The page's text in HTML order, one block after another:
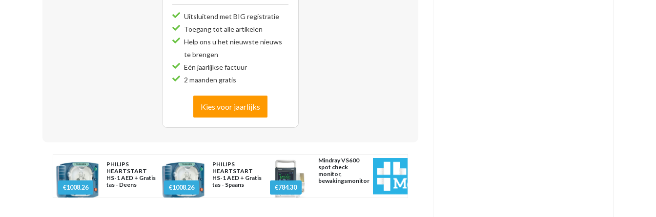
Uitsluitend met BIG registratie
Toegang tot alle artikelen
Help ons u het nieuwste nieuws
te brengen
Eén jaarlijkse factuur
2 maanden gratis
Kies voor jaarlijks
€1008.26
PHILIPS
HEARTSTART
HS-1 AED + Gratis
tas - Deens
€1008.26
PHILIPS
HEARTSTART
HS-1 AED + Gratis
tas - Spaans
€784.30
Mindray VS600
spot check
monitor,
bewakingsmonitor